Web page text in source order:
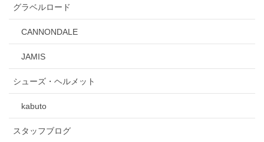
グラベルロード
CANNONDALE
JAMIS
シューズ・ヘルメット
kabuto
スタッフブログ